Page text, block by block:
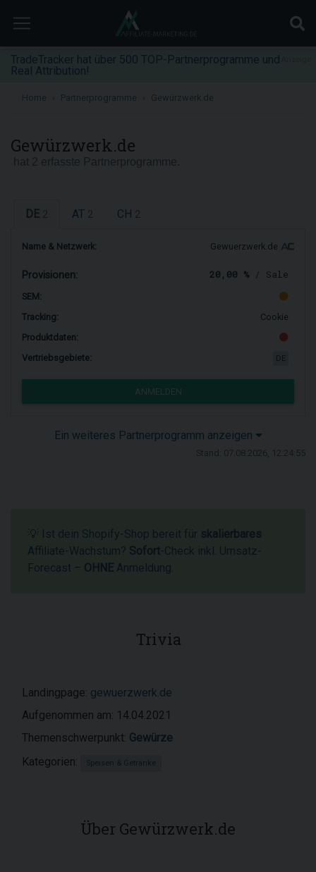
TradeTracker hat über 500 TOP-Partnerprogramme und
Real Attribution!
Home Partnerprogramme
Gewürzwerk.de
DE AT CH
Name & Netzwerk: Gewuerzwerk.de
Provisionen: 20,00 % / Sale
SEM:
Tracking:
Cookie
Produktdaten:
Vertriebsgebiete:
ANMELDEN
Ein weiteres Partnerprogramm anzeigen
💡 Ist dein Shopify-Shop bereit für skalierbares
Affiliate-Wachstum? Sofort-Check inkl. Umsatz-
Forecast – OHNE Anmeldung.
Trivia
Landingpage: gewuerzwerk.de
Aufgenommen am: 14.04.2021
Themenschwerpunkt: Gewürze
Kategorien:
Speisen & Getränke
Über Gewürzwerk.de